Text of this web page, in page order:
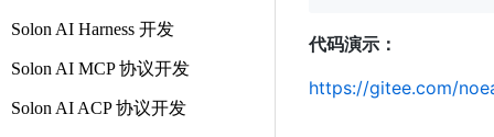
Solon AI Harness 开发
Solon AI MCP 协议开发
Solon AI ACP 协议开发
代码演示：
https://gitee.com/